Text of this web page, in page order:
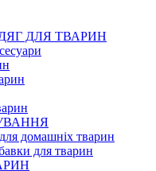
ДЛЯ ТВАРИН
домашніх тварин
для тварин